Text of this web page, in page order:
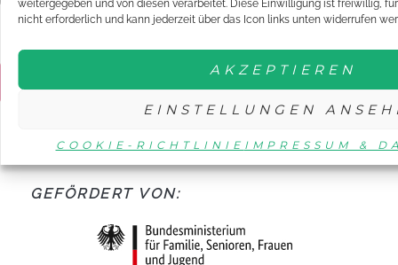
weitergegeben und von diesen verarbeitet. Diese Einwilligung ist freiwillig,
nicht erforderlich und kann jederzeit über das Icon links unten widerrufen
AKZEPTIEREN
EINSTELLUNGEN
COOKIE-RICHTLINIE IMPRESSUM &
Name, E-Mail-Adresse und Website in diesem Browser für
GEFÖRDERT VON: